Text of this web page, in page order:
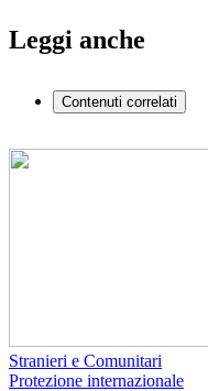
Leggi anche
Contenuti correlati
Stranieri e Comunitari
Protezione internazionale